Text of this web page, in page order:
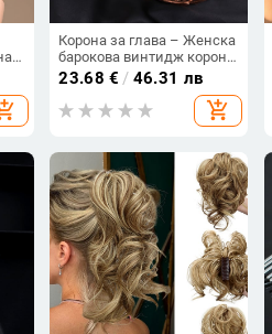
Корона за глава – Женска
барокова винтидж корона
в европейски стил,
инкрустирана с диаманти
23.68 € / 46.31 лв
add_shopping_cart